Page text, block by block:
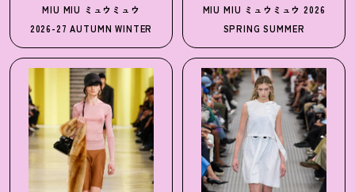
MIU MIU ミュウミュウ
2026-27 AUTUMN WINTER
MIU MIU ミュウミュウ 2026
SPRING SUMMER